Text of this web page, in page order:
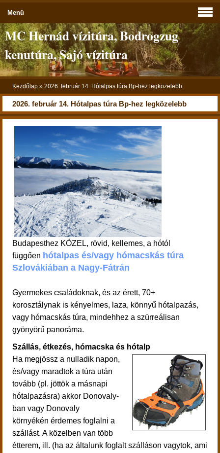
MC Hernád vízitúra, Bodrogzug
kenutúra, Sajó vízitúra
Kezdőlap » 2026. február 14. Hótalpas túra Bp-hez legközelebb
2026. február 14. Hótalpas túra Bp-hez legközelebb
Budapesthez KÖZEL, rövid, kellemes, a hótól
függően hótalpas és/vagy hómacskás túra
Szlovákiában a Nagy-Fátrán
Gyermekes családoknak, és az érett, 70+
korosztálynak is kényelmes, laza, könnyű hótalpazás,
vagy hómacskás túra, mindehhez a szürreálisan
gyönyörű panoráma.
Szállás, étkezés, hómacska és hótalp
Ha megjössz a nulladik napon,
és/vagy maradtok a túra után
tovább (pl. jöttök a másnapi
hótalpazásra) akkor Donovaly-
ban vagy Donovaly
környékén érdemes foglalni a
szállást. A közelben van több
étterem, ill. (ha az általunk foglalt szálláson vagytok, ami
Menü